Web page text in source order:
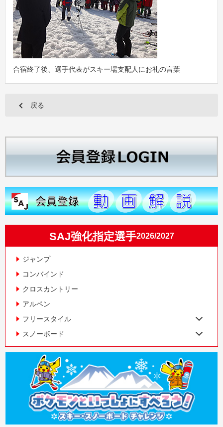
合宿終了後、選手代表がスキー場支配人にお礼の言葉
戻る
SAJ強化指定選手2026/2027
ジャンプ
コンバインド
クロスカントリー
アルペン
フリースタイル
スノーボード